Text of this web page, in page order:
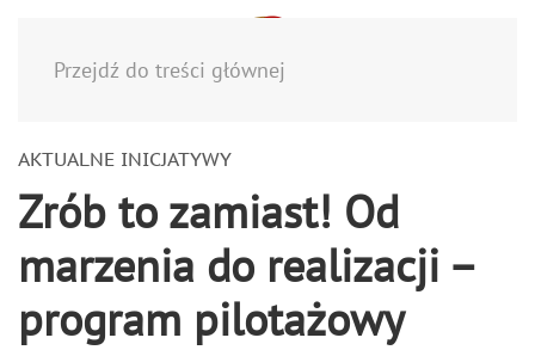
Przejdź do treści głównej
AKTUALNE INICJATYWY
Zrób to zamiast! Od
marzenia do realizacji –
program pilotażowy